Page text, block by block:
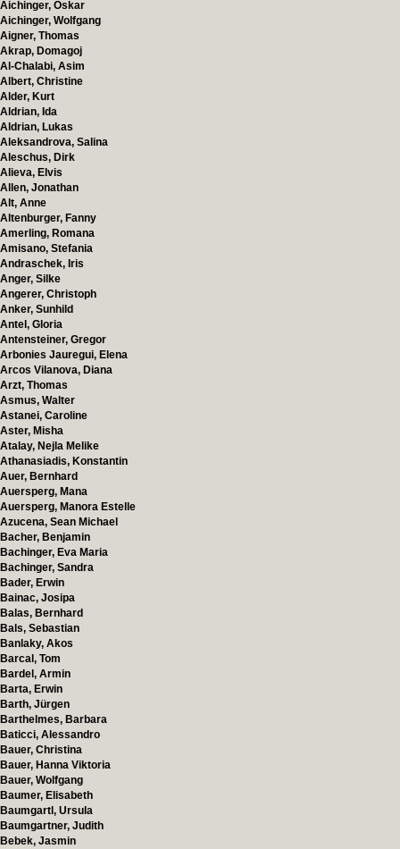
Aichinger, Oskar
Aichinger, Wolfgang
Aigner, Thomas
Akrap, Domagoj
Al-Chalabi, Asim
Albert, Christine
Alder, Kurt
Aldrian, Ida
Aldrian, Lukas
Aleksandrova, Salina
Aleschus, Dirk
Alieva, Elvis
Allen, Jonathan
Alt, Anne
Altenburger, Fanny
Amerling, Romana
Amisano, Stefania
Andraschek, Iris
Anger, Silke
Angerer, Christoph
Anker, Sunhild
Antel, Gloria
Antensteiner, Gregor
Arbonies Jauregui, Elena
Arcos Vilanova, Diana
Arzt, Thomas
Asmus, Walter
Astanei, Caroline
Aster, Misha
Atalay, Nejla Melike
Athanasiadis, Konstantin
Auer, Bernhard
Auersperg, Mana
Auersperg, Manora Estelle
Azucena, Sean Michael
Bacher, Benjamin
Bachinger, Eva Maria
Bachinger, Sandra
Bader, Erwin
Bainac, Josipa
Balas, Bernhard
Bals, Sebastian
Banlaky, Akos
Barcal, Tom
Bardel, Armin
Barta, Erwin
Barth, Jürgen
Barthelmes, Barbara
Baticci, Alessandro
Bauer, Christina
Bauer, Hanna Viktoria
Bauer, Wolfgang
Baumer, Elisabeth
Baumgartl, Ursula
Baumgartner, Judith
Bebek, Jasmin